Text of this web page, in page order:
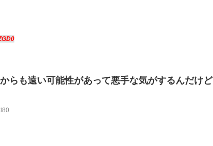
らも遠い可能性があって悪手な気がするんだけど